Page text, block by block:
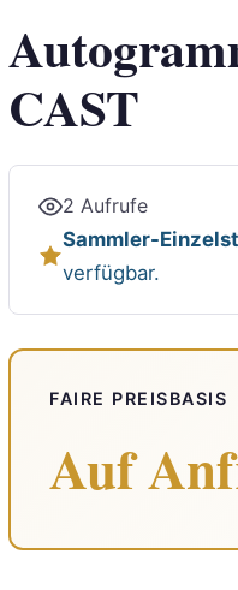
CAST
2 Aufrufe
Sammler-
verfügbar.
FAIRE PREISBASIS
Auf